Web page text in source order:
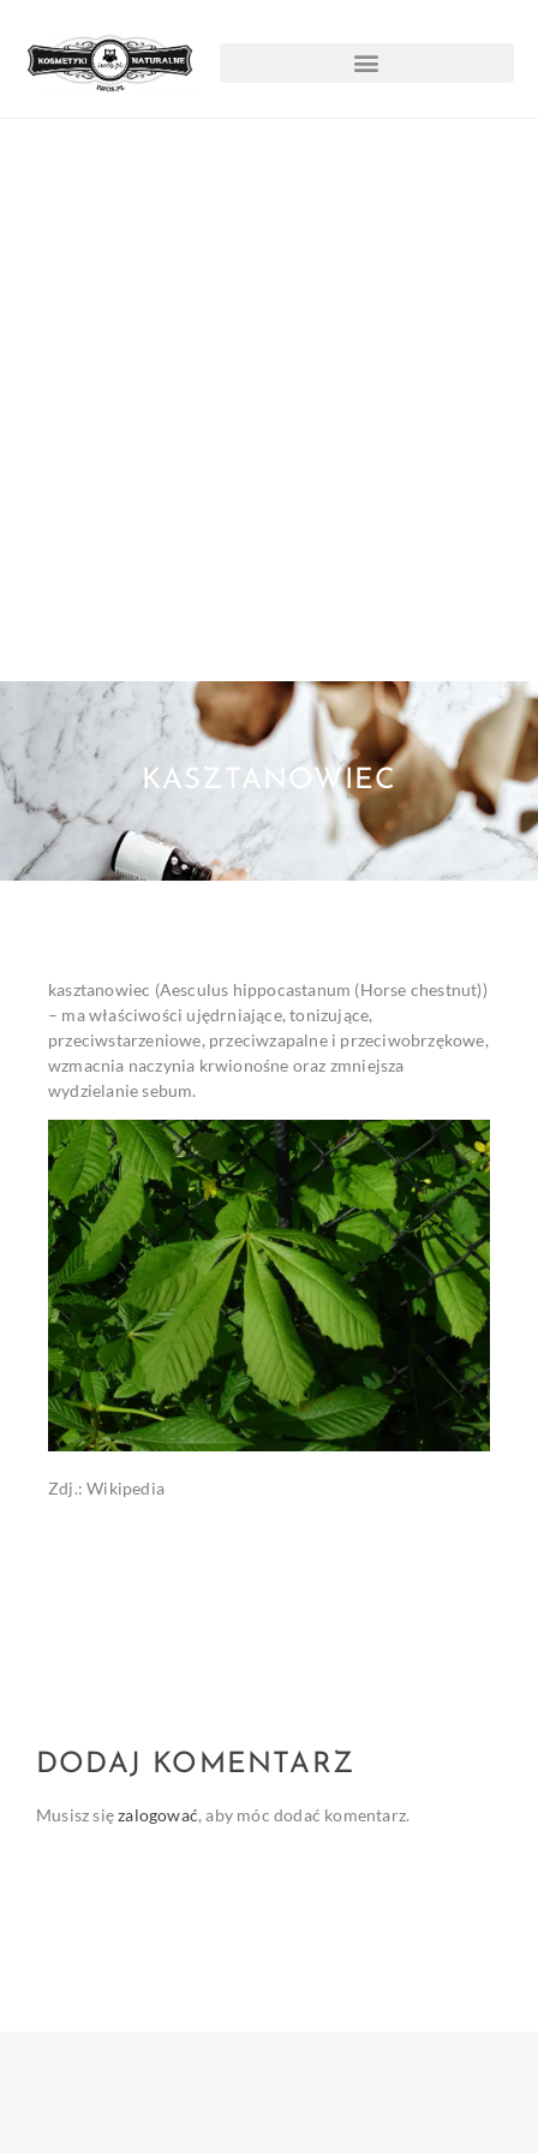
KASZTANOWIEC
kasztanowiec (Aesculus hippocastanum (Horse chestnut))
– ma właściwości ujędrniające, tonizujące,
przeciwstarzeniowe, przeciwzapalne i przeciwobrzękowe,
wzmacnia naczynia krwionośne oraz zmniejsza
wydzielanie sebum.
Zdj.: Wikipedia
DODAJ KOMENTARZ
Musisz sięzalogować, aby móc dodać komentarz.